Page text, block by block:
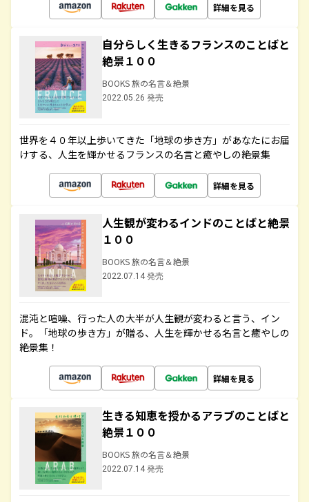
詳細を見る
自分らしく生きるフランスのことばと
絶景１００
BOOKS 旅の名言＆絶景
2022.05.26 発売
世界を４０年以上歩いてきた「地球の歩き方」があなたにお届
けする、人生を輝かせるフランスの名言と癒やしの絶景集
詳細を見る
人生観が変わるインドのことばと絶景
１００
BOOKS 旅の名言＆絶景
2022.07.14 発売
混沌と喧噪、行った人の大半が人生観が変わると言う、イン
ド。「地球の歩き方」が贈る、人生を輝かせる名言と癒やしの
絶景集！
詳細を見る
生きる知恵を授かるアラブのことばと
絶景１００
BOOKS 旅の名言＆絶景
2022.07.14 発売